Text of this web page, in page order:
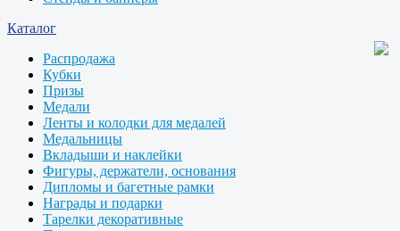
Каталог
Распродажа
Кубки
Призы
Медали
Ленты и колодки для медалей
Медальницы
Вкладыши и наклейки
Фигуры, держатели, основания
Дипломы и багетные рамки
Награды и подарки
Тарелки декоративные